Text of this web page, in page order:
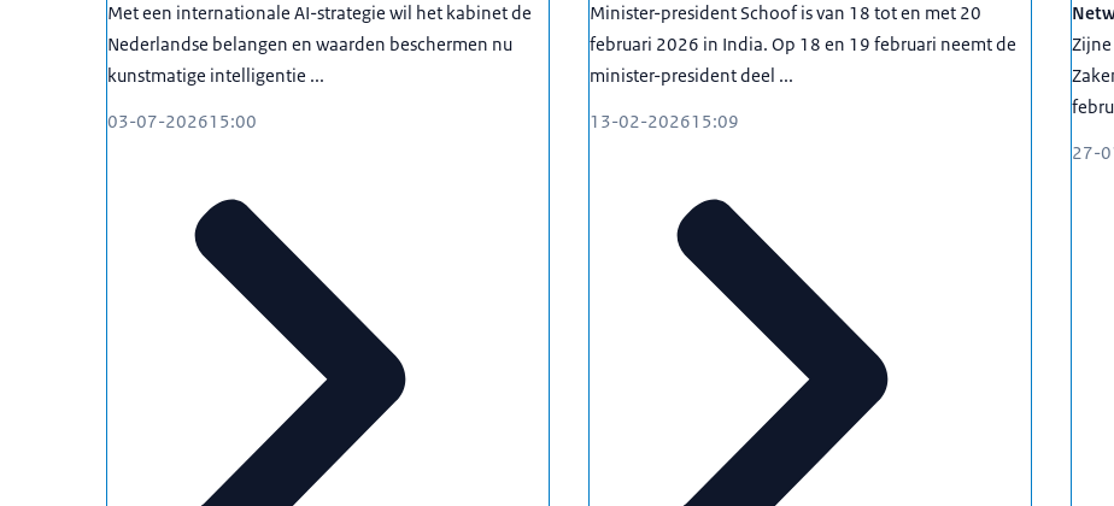
Met een internationale AI-strategie wil het kabinet de
Nederlandse belangen en waarden beschermen nu
kunstmatige intelligentie ...
03-07-202615:00
Minister-president Schoof is van 18 tot en met 20
februari 2026 in India. Op 18 en 19 februari neemt de
minister-president deel ...
13-02-202615:09
27-